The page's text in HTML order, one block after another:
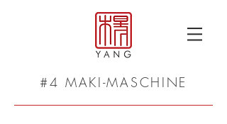
#4 MAKI-MASCHINE